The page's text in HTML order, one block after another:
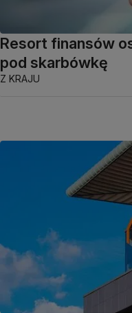
Resort finansów
pod skarbówkę
Z KRAJU